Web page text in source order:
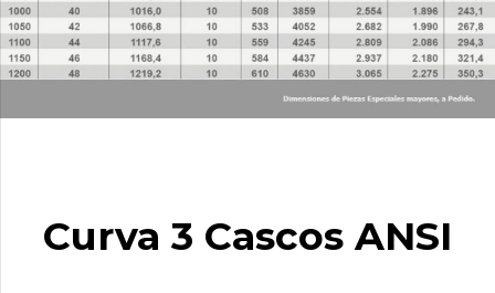
Curva 3 Cascos ANSI